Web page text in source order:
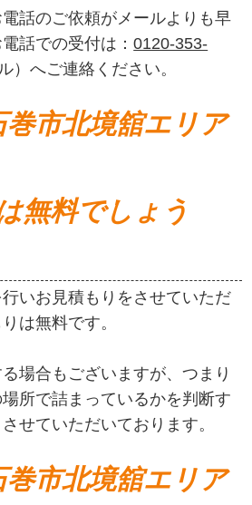
話のご依頼がメールよりも早
話での受付は：0120-353-
）へご連絡ください。
巻市北境舘エリア
無料でしょう
いお見積もりをさせていただ
は無料です。
場合もございますが、つまり
所で詰まっているかを判断す
せていただいております。
巻市北境舘エリア